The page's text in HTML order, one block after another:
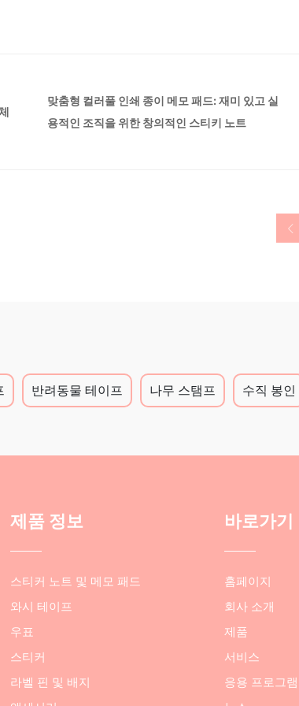
맞춤형 컬러풀 인쇄 종이 메모 패드: 재미 있고 실
용적인 조직을 위한 창의적인 스티키 노트
반려동물 테이프 나무 스탬프 수직 봉인
제품 정보
스티커 노트 및 메모 패드
와시 테이프
우표
스티커
라벨 핀 및 배지
바로가기
홈페이지
회사 소개
제품
서비스
응용 프로그램